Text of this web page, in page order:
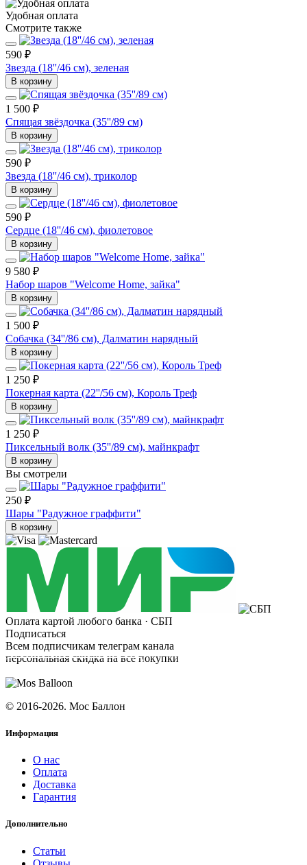
Удобная оплата
Смотрите также
590 ₽
Звезда (18''/46 см), зеленая
В корзину
1 500 ₽
Спящая звёздочка (35''/89 см)
В корзину
590 ₽
Звезда (18''/46 см), триколор
В корзину
590 ₽
Сердце (18''/46 см), фиолетовое
В корзину
9 580 ₽
Набор шаров "Welcome Home, зайка"
В корзину
1 500 ₽
Собачка (34''/86 см), Далматин нарядный
В корзину
1 250 ₽
Покерная карта (22''/56 см), Король Треф
В корзину
1 250 ₽
Пиксельный волк (35''/89 см), майнкрафт
В корзину
Вы смотрели
250 ₽
Шары "Радужное граффити"
В корзину
Оплата картой любого банка · СБП
Подписаться
Всем подписчикам телеграм канала
персональная скидка на все покупки
© 2016-2026. Мос Баллон
Информация
О нас
Оплата
Доставка
Гарантия
Дополнительно
Статьи